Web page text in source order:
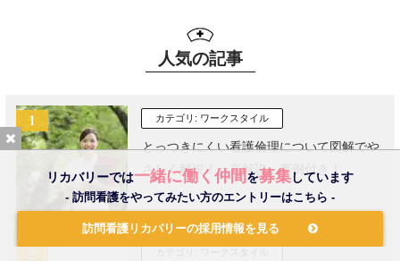
人気の記事
とっつきにくい看護倫理について図解でや
さしく解説！一言解説、事例付き！
カテゴリ: ワークスタイル
リカバリーでは一緒に働く仲間を募集しています
- 訪問看護をやってみたい方のエントリーはこちら -
訪問看護リカバリーの採用情報を見る